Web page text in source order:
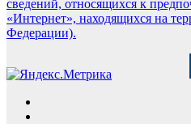
сведений, относящихся к
«Интернет», находящихся на
Федерации).